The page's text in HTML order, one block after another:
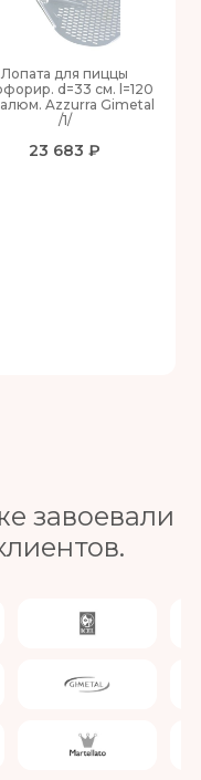
Лопата для пиццы
d=33 см. l=120
Azzurra Gimetal
/1/
23 683 ₽
завоевали